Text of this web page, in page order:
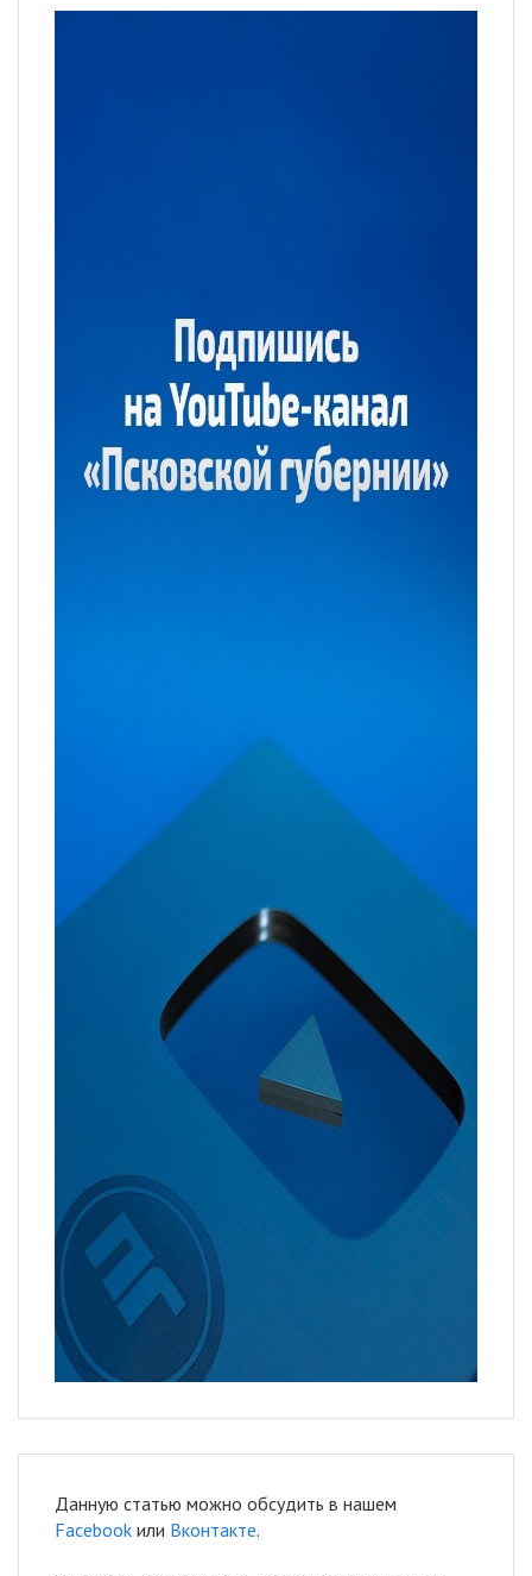
Данную статью можно обсудить в нашем
Facebook или Вконтакте.